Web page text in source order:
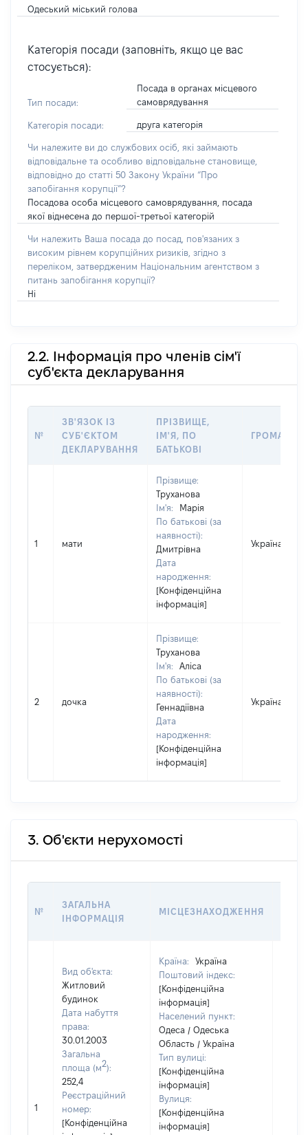
Одеський міський голова
Категорія посади (заповніть, якщо це вас
стосується):
Тип посади:
Посада в органах місцевого
самоврядування
Категорія посади: друга категорія
Чи належите ви до службових осіб, які займають
відповідальне та особливо відповідальне становище,
відповідно до статті 50 Закону України “Про
запобігання корупції”?
Посадова особа місцевого самоврядування, посада
якої віднесена до першої-третьої категорій
Чи належить Ваша посада до посад, пов'язаних з
високим рівнем корупційних ризиків, згідно з
переліком, затвердженим Національним агентством з
питань запобігання корупції?
Ні
2.2. Інформація про членів сім'ї
суб'єкта декларування
№
ЗВ'ЯЗОК ІЗ
СУБ'ЄКТОМ
ДЕКЛАРУВАННЯ
ПРІЗВИЩЕ,
ІМ'Я, ПО
БАТЬКОВІ
1 мати
Прізвище:
Труханова
Ім'я:
Марія
По батькові (за
наявності):
Дмитрівна
Дата
народження:
[Конфіденційна
інформація]
Україна
2 дочка
Прізвище:
Труханова
Ім'я:
Аліса
По батькові (за
наявності):
Геннадіївна
Дата
народження:
[Конфіденційна
інформація]
Україна
3. Об'єкти нерухомості
№
ЗАГАЛЬНА
ІНФОРМАЦІЯ
МІСЦЕЗНАХОДЖЕННЯ
1
Вид об'єкта:
Житловий
будинок
Дата набуття
права:
30.01.2003
Загальна
площа (м2):
252,4
Реєстраційний
номер:
[Конфіденційна
Країна:
Україна
Поштовий індекс:
[Конфіденційна
інформація]
Населений пункт:
Одеса / Одеська
Область / Україна
Тип вулиці:
[Конфіденційна
інформація]
Вулиця:
[Конфіденційна
інформація]